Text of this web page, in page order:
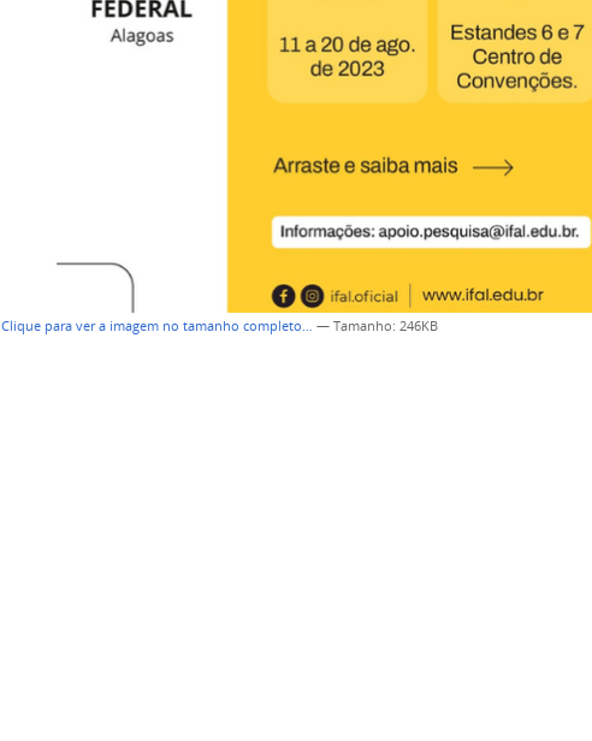
Clique para ver a imagem no tamanho completo… —Tamanho: 246KB